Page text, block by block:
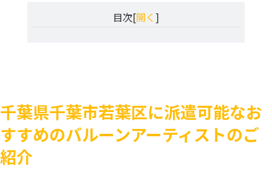
目次[開く ]
千葉県千葉市若葉区に派遣可能なお
すすめのバルーンアーティストのご
紹介